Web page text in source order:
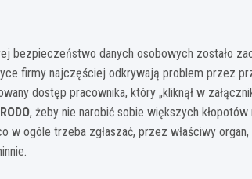
bezpieczeństwo danych osobowych zostało
firmy najczęściej odkrywają problem przez
dostęp pracownika, który „kliknął w
, żeby nie narobić sobie większych kłopotów
ogóle trzeba zgłaszać, przez właściwy